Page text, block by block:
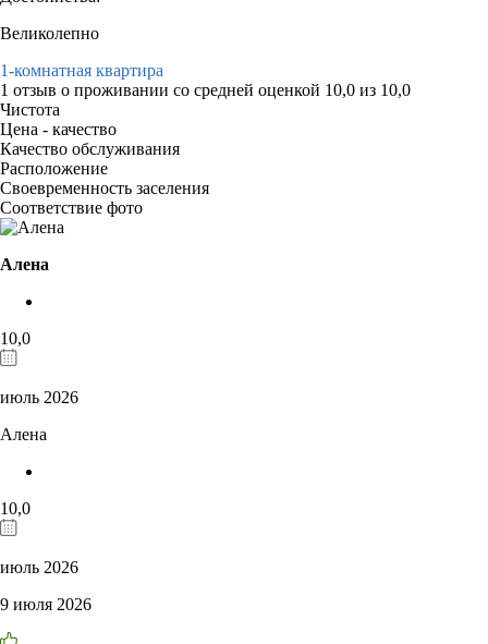
Великолепно
1-комнатная квартира
1 отзыв о проживании со средней оценкой 10,0 из 10,0
Чистота
Цена - качество
Качество обслуживания
Расположение
Своевременность заселения
Соответствие фото
Алена
10,0
июль 2026
Алена
10,0
июль 2026
9 июля 2026